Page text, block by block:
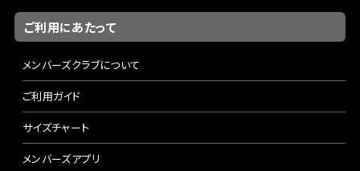
ご利用にあたって
メンバーズクラブについて
ご利用ガイド
サイズチャート
メンバーズアプリ